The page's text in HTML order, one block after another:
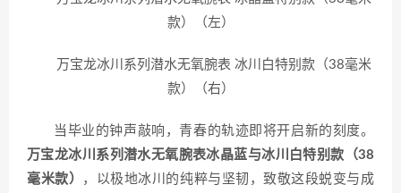
款）（左）
万宝龙冰川系列潜水无氧腕表 冰川白特别款（38毫米
款）（右）
当毕业的钟声敲响，青春的轨迹即将开启新的刻度。
万宝龙冰川系列潜水无氧腕表冰晶蓝与冰川白特别款（38
毫米款）
，以极地冰川的纯粹与坚韧，致敬这段蜕变与成